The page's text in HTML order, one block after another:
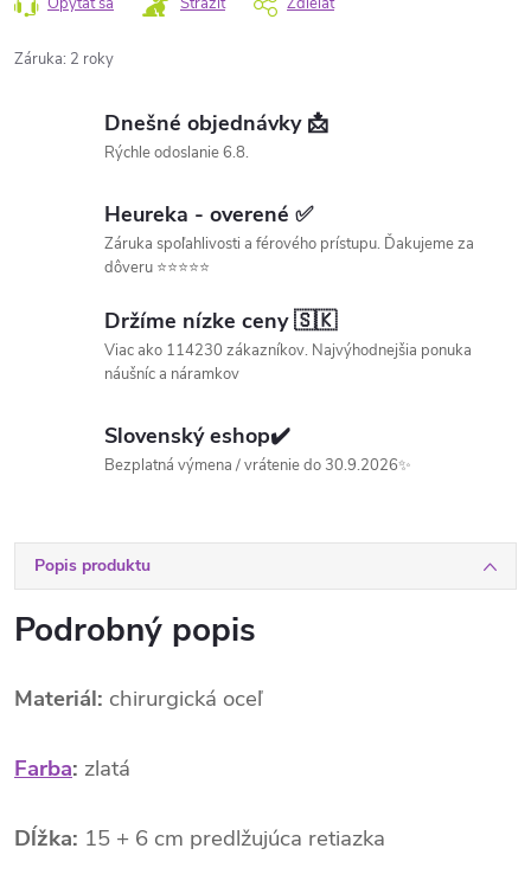
Záruka: 2 roky
Dnešné objednávky 📩
Rýchle odoslanie 6.8.
Heureka - overené ✅
Záruka spoľahlivosti a férového prístupu. Ďakujeme za
dôveru ⭐⭐⭐⭐⭐
Držíme nízke ceny 🇸🇰
Viac ako 114230 zákazníkov. Najvýhodnejšia ponuka
náušníc a náramkov
Slovenský eshop✔️
Bezplatná výmena / vrátenie do 30.9.2026✨
Popis produktu
Podrobný popis
Materiál: chirurgická oceľ
Farba: zlatá
Dĺžka: 15 + 6 cm predlžujúca retiazka